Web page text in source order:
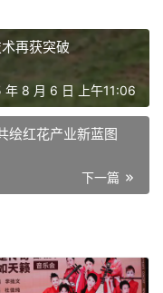
再获突破
年 8 月 6 日 上午11:06
绘红花产业新蓝图
下一篇